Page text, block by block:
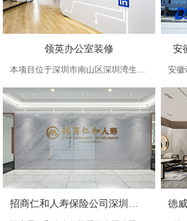
领英办公室装修
本项目位于深圳市南山区深圳湾生态科技园，居于市中心，项目占地约800㎡，本案公司是一家美国公司的加盟公司，主要从事人力资源配置。年轻
安